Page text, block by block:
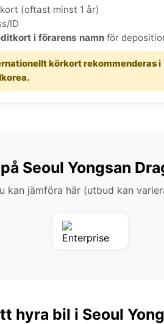
(oftast minst 1 år)
ID
i förarens namn för
körkort rekommenderas i
Seoul Yongsan
kan jämföra här (utbud kan
hyra bil i Seoul